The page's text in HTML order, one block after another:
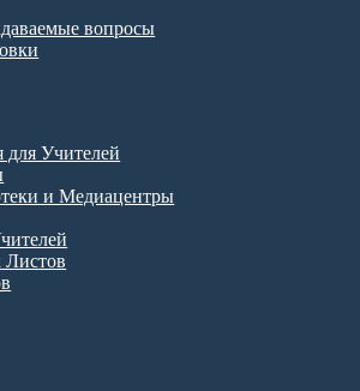
вопросы
для Учителей
и Медиацентры